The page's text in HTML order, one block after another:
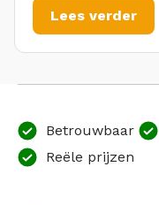
Lees verder
Betrouwbaar
Reële prijzen